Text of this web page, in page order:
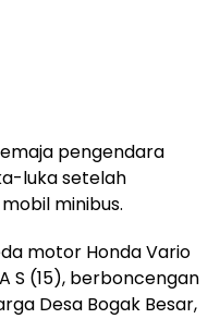
pengendara
luka setelah
minibus.
motor Honda Vario
S (15), berboncengan
Desa Bogak Besar,